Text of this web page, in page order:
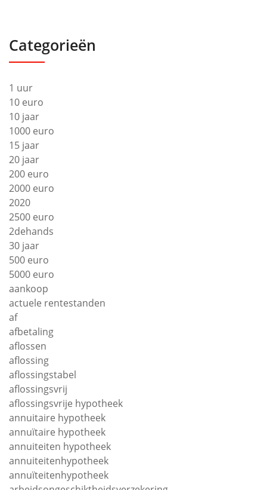
Categorieën
1 uur
10 euro
10 jaar
1000 euro
15 jaar
20 jaar
200 euro
2000 euro
2020
2500 euro
2dehands
30 jaar
500 euro
5000 euro
aankoop
actuele rentestanden
af
afbetaling
aflossen
aflossing
aflossingstabel
aflossingsvrij
aflossingsvrije hypotheek
annuitaire hypotheek
annuïtaire hypotheek
annuiteiten hypotheek
annuiteitenhypotheek
annuïteitenhypotheek